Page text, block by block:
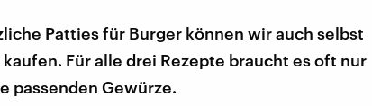
Patties für Burger können wir auch selbst
Für alle drei Rezepte braucht es oft nur
passenden Gewürze.